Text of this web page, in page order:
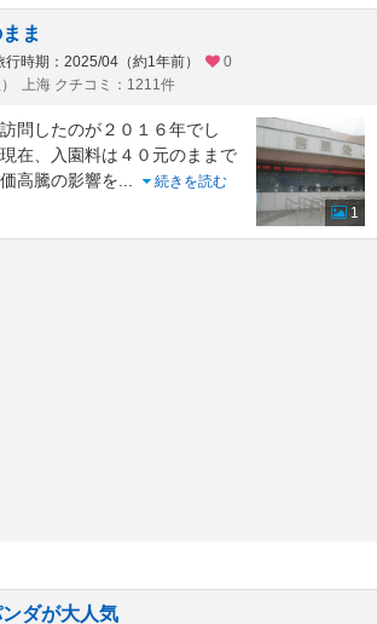
ま
行時期：2025/04（約1年前）
0
上海 クチコミ：1211件
問したのが２０１６年でし
在、入園料は４０元のままで
高騰の影響を
続きを読む
1
ダが大人気